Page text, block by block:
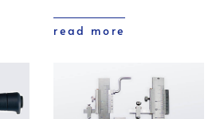
read more